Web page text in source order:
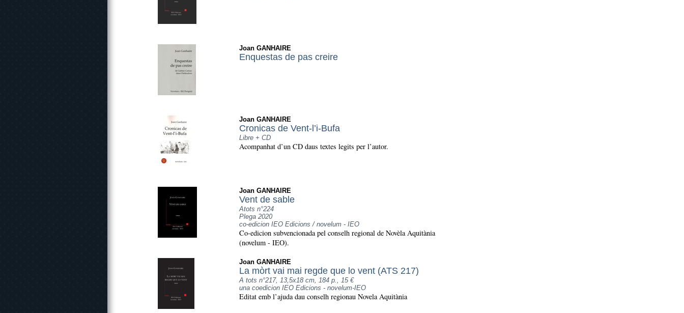
Joan GANHAIRE
Enquestas de pas creire
Joan GANHAIRE
Cronicas de Vent-l’i-Bufa
Libre + CD
Acompanhat d’un CD daus textes legits per l’autor.
Joan GANHAIRE
Vent de sable
Atots n°224
Plega 2020
co-edicion IEO Edicions / novelum - IEO
Co-edicion subvencionada pel conselh regional de Novèla Aquitània
(novelum - IEO).
Joan GANHAIRE
La mòrt vai mai regde que lo vent (ATS 217)
A tots n°217, 13,5x18 cm, 184 p., 15 €
una coedicion IEO Edicions - novelum-IEO
Editat emb l’ajuda dau conselh regionau Novela Aquitània